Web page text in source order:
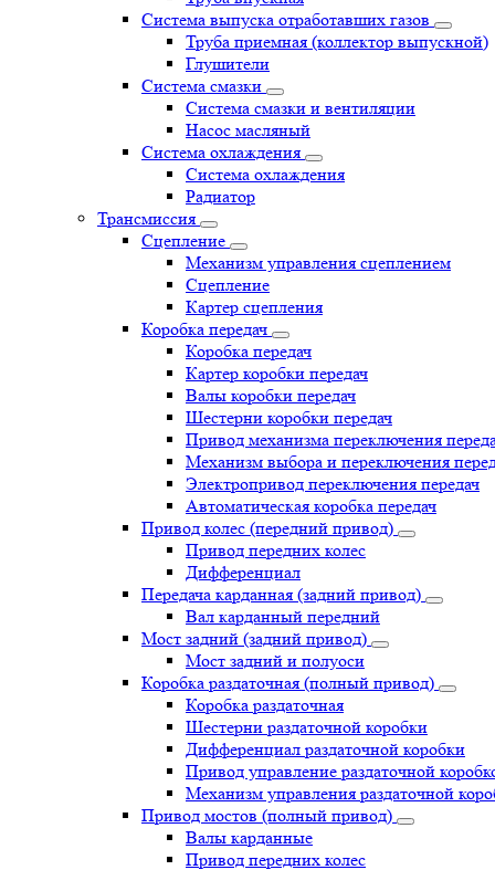
Система выпуска отработавших газов
Труба приемная (коллектор выпускной)
Глушители
Система смазки
Система смазки и вентиляции
Насос масляный
Система охлаждения
Система охлаждения
Радиатор
Трансмиссия
Сцепление
Механизм управления сцеплением
Сцепление
Картер сцепления
Коробка передач
Коробка передач
Картер коробки передач
Валы коробки передач
Шестерни коробки передач
Привод механизма переключения
Механизм выбора и переключения
Электропривод переключения передач
Автоматическая коробка передач
Привод колес (передний привод)
Привод передних колес
Дифференциал
Передача карданная (задний привод)
Вал карданный передний
Мост задний (задний привод)
Мост задний и полуоси
Коробка раздаточная (полный привод)
Коробка раздаточная
Шестерни раздаточной коробки
Дифференциал раздаточной коробки
Привод управление раздаточной
Механизм управления раздаточной
Привод мостов (полный привод)
Валы карданные
Привод передних колес